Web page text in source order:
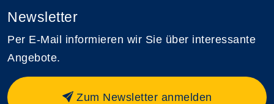
Newsletter
Per E-Mail informieren wir Sie über interessante
Angebote.
Zum Newsletter anmelden